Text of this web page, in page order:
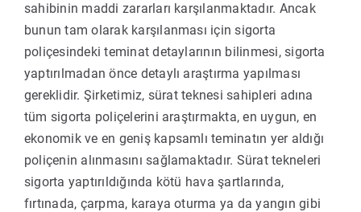
sahibinin maddi zararları karşılanmaktadır. Ancak
bunun tam olarak karşılanması için sigorta
poliçesindeki teminat detaylarının bilinmesi, sigorta
yaptırılmadan önce detaylı araştırma yapılması
gereklidir. Şirketimiz, sürat teknesi sahipleri adına
tüm sigorta poliçelerini araştırmakta, en uygun, en
ekonomik ve en geniş kapsamlı teminatın yer aldığı
poliçenin alınmasını sağlamaktadır. Sürat tekneleri
sigorta yaptırıldığında kötü hava şartlarında,
fırtınada, çarpma, karaya oturma ya da yangın gibi